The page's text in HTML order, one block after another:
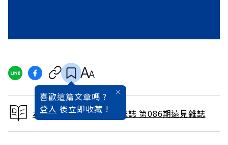
喜歡這篇文章嗎 ?
登入 後立即收藏 !
本文出自 1993 / 8月號雜誌 第086期遠見雜誌